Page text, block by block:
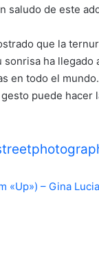
saludo de este
que la
sonrisa ha llegado
en todo el
puede hacer
«Up») – Gina